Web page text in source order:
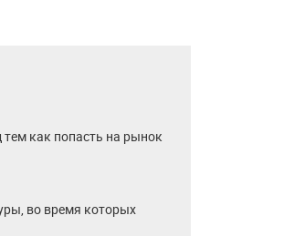
как попасть на рынок
во время которых